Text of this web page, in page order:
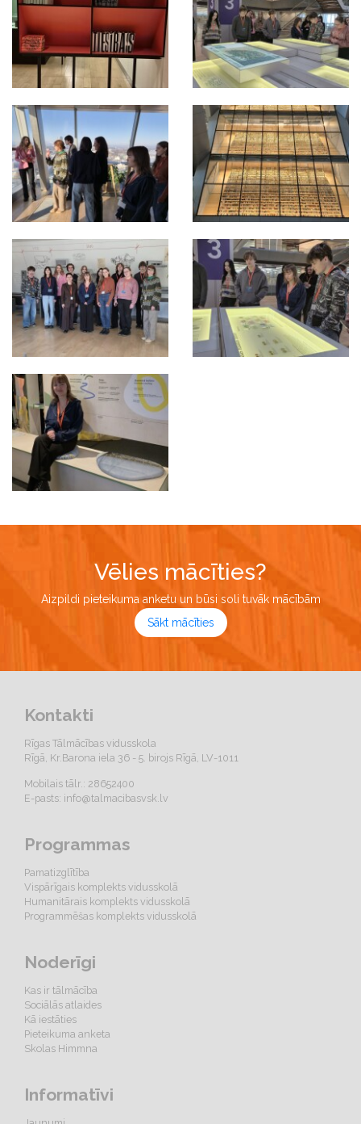
Vēlies mācīties?
Aizpildi pieteikuma anketu un būsi soli tuvāk mācībām
Sākt mācīties
Kontakti
Rīgas Tālmācības vidusskola
Rīgā, Kr.Barona iela 36 - 5. birojs Rīgā, LV-1011
Mobilais tālr.: 28652400
E-pasts: info@talmacibasvsk.lv
Programmas
Pamatizglītība
Vispārīgais komplekts vidusskolā
Humanitārais komplekts vidusskolā
Programmēšas komplekts vidusskolā
Noderīgi
Kas ir tālmācība
Sociālās atlaides
Kā iestāties
Pieteikuma anketa
Skolas Himmna
Informatīvi